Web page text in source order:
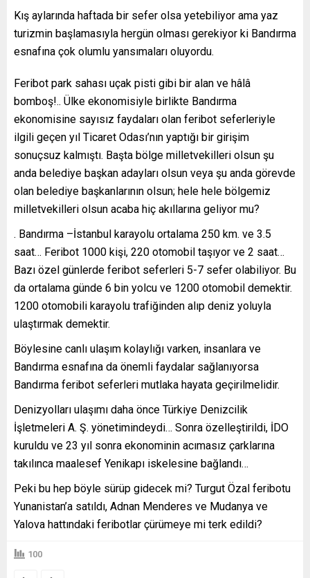
Kış aylarında haftada bir sefer olsa yetebiliyor ama yaz
turizmin başlamasıyla hergün olması gerekiyor ki Bandırma
esnafına çok olumlu yansımaları oluyordu.
Feribot park sahası uçak pisti gibi bir alan ve hâlâ
bomboş!.. Ülke ekonomisiyle birlikte Bandırma
ekonomisine sayısız faydaları olan feribot seferleriyle
ilgili geçen yıl Ticaret Odası’nın yaptığı bir girişim
sonuçsuz kalmıştı. Başta bölge milletvekilleri olsun şu
anda belediye başkan adayları olsun veya şu anda görevde
olan belediye başkanlarının olsun; hele hele bölgemiz
milletvekilleri olsun acaba hiç akıllarına geliyor mu?
. Bandırma –İstanbul karayolu ortalama 250 km. ve 3.5
saat… Feribot 1000 kişi, 220 otomobil taşıyor ve 2 saat…
Bazı özel günlerde feribot seferleri 5-7 sefer olabiliyor. Bu
da ortalama günde 6 bin yolcu ve 1200 otomobil demektir.
1200 otomobili karayolu trafiğinden alıp deniz yoluyla
ulaştırmak demektir.
Böylesine canlı ulaşım kolaylığı varken, insanlara ve
Bandırma esnafına da önemli faydalar sağlanıyorsa
Bandırma feribot seferleri mutlaka hayata geçirilmelidir.
Denizyolları ulaşımı daha önce Türkiye Denizcilik
İşletmeleri A. Ş. yönetimindeydi… Sonra özelleştirildi, İDO
kuruldu ve 23 yıl sonra ekonominin acımasız çarklarına
takılınca maalesef Yenikapı iskelesine bağlandı…
Peki bu hep böyle sürüp gidecek mi? Turgut Özal feribotu
Yunanistan’a satıldı, Adnan Menderes ve Mudanya ve
Yalova hattındaki feribotlar çürümeye mi terk edildi?
100